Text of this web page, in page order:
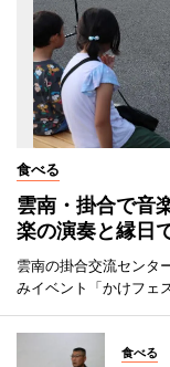
食べる
雲南・掛合で音
楽の演奏と縁日
雲南の掛合交流センタ
みイベント「かけフェ
食べる